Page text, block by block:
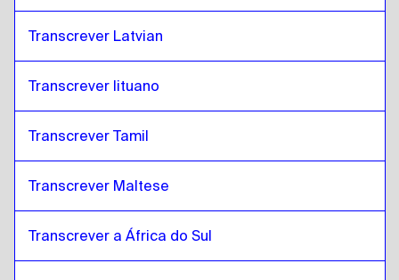
Transcrever Latvian
Transcrever lituano
Transcrever Tamil
Transcrever Maltese
Transcrever a África do Sul